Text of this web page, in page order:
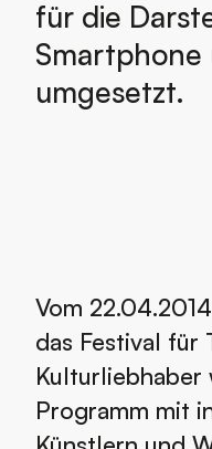
für die
Smartphone
umgesetzt.
Vom
das Festival für
Programm mit